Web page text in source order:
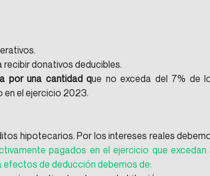
donativos deducibles.
por una cantidad que no exceda del 7% de
en el ejercicio 2023.
hipotecarios. Por los intereses reales
pagados en el ejercicio que excedan
efectos de deducción debemos de: